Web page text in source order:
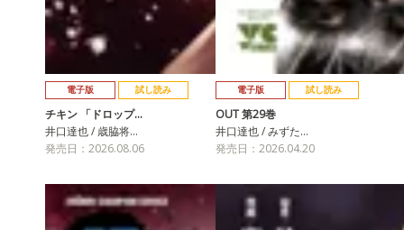
電子版 試し読み
チキン 「ドロップ…
井口達也 / 歳脇将…
発売日：2026.08.06
電子版 試し読み
OUT 第29巻
井口達也 / みずた…
発売日：2026.04.20